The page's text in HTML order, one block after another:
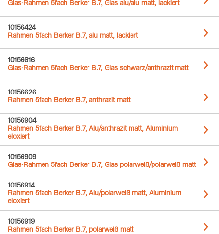
Glas-Rahmen 5fach Berker B.7, Glas alu/alu matt, lackiert
10156424
Rahmen 5fach Berker B.7, alu matt, lackiert
10156616
Glas-Rahmen 5fach Berker B.7, Glas schwarz/anthrazit matt
10156626
Rahmen 5fach Berker B.7, anthrazit matt
10156904
Rahmen 5fach Berker B.7, Alu/anthrazit matt, Aluminium
eloxiert
10156909
Glas-Rahmen 5fach Berker B.7, Glas polarweiß/polarweiß matt
10156914
Rahmen 5fach Berker B.7, Alu/polarweiß matt, Aluminium
eloxiert
10156919
Rahmen 5fach Berker B.7, polarweiß matt